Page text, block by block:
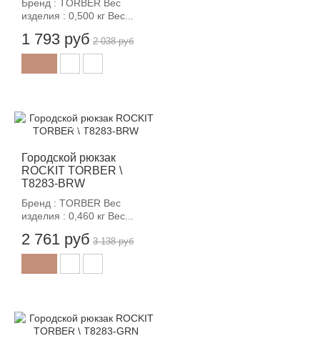
Бренд : TORBER Вес
изделия : 0,500 кг Вес...
1 793 руб 2 038 руб
Городской рюкзак
ROCKIT TORBER \
T8283-BRW
Бренд : TORBER Вес
изделия : 0,460 кг Вес...
2 761 руб
-12%
3 138 руб
-12%